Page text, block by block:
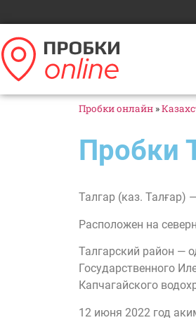
Пробки онлайн »
Пробки
Талгар (каз. Талғар)
Расположен на
Талгарский район —
Государственного
Капчагайского
12 июня 2022 год